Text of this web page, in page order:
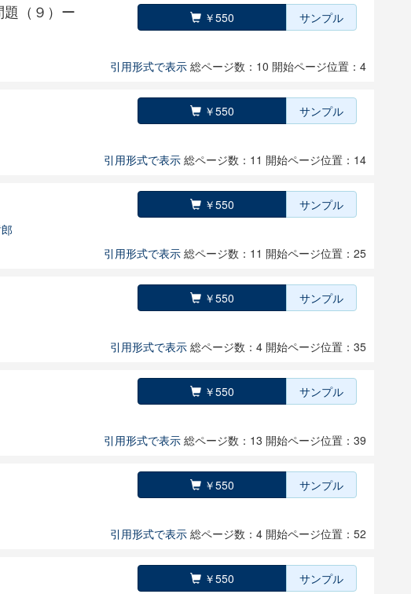
（９）ー ￥550
サンプル
引用形式で表示 総ページ数：10 開始ページ位置：4
￥550
サンプル
引用形式で表示 総ページ数：11 開始ページ位置：14
￥550
サンプル
引用形式で表示 総ページ数：11 開始ページ位置：25
￥550
サンプル
引用形式で表示 総ページ数：4 開始ページ位置：35
￥550
サンプル
引用形式で表示 総ページ数：13 開始ページ位置：39
￥550
サンプル
引用形式で表示 総ページ数：4 開始ページ位置：52
￥550
サンプル